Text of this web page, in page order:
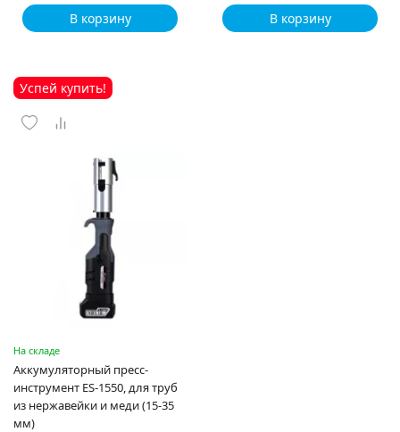
В корзину В корзину
Успей купить!
На складе
Аккумуляторный пресс-
инструмент ES-1550, для труб
из нержавейки и меди (15-35
мм)